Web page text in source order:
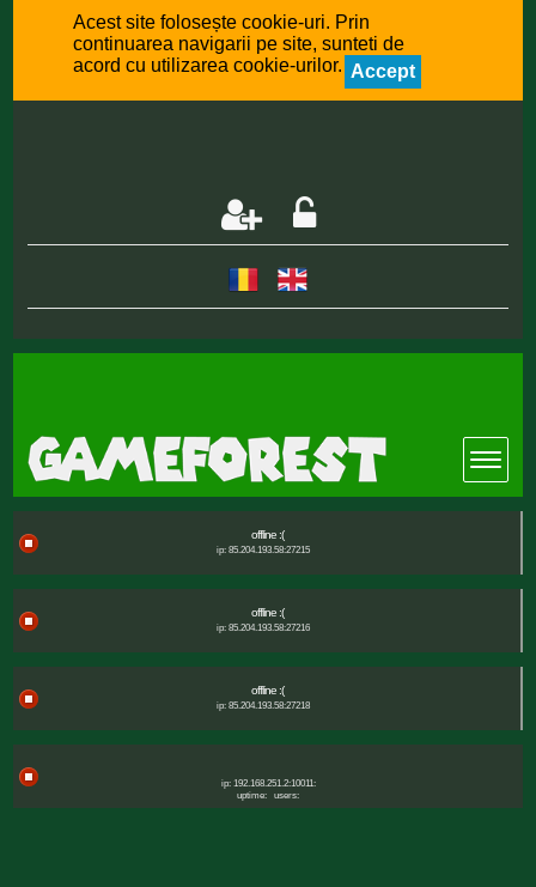
Acest site folosește cookie-uri. Prin
continuarea navigarii pe site, sunteti de
acord cu utilizarea cookie-urilor. Accept
offline :(
ip: 85.204.193.58:27215
offline :(
ip: 85.204.193.58:27216
offline :(
ip: 85.204.193.58:27218
ip: 192.168.251.2:10011:
uptime:
users: